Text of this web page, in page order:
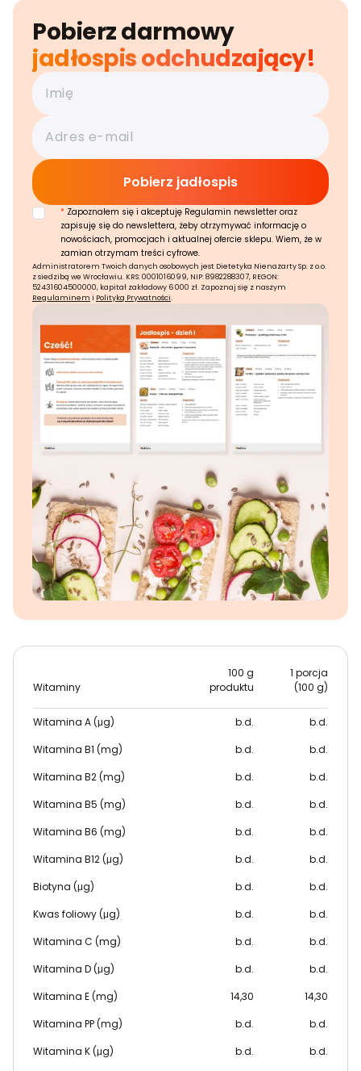
Pobierz darmowy
jadłospis odchudzający!
* Zapoznałem się i akceptuję Regulamin newsletter oraz
zapisuję się do newslettera, żeby otrzymywać informację o
nowościach, promocjach i aktualnej ofercie sklepu. Wiem, że w
zamian otrzymam treści cyfrowe.
Administratorem Twoich danych osobowych jest Dietetyka Nienażarty Sp. z o.o.
z siedzibą we Wrocławiu. KRS: 0001016099, NIP: 8982288307, REGON:
52431604500000, kapitał zakładowy 6 000 zł. Zapoznaj się z naszym
Regulaminem i Polityką Prywatności.
Witaminy
100 g
produktu
1 porcja
(100 g)
Witamina A (μg) b.d.
b.d.
Witamina B1 (mg)
b.d.
b.d.
Witamina B2 (mg)
b.d.
b.d.
Witamina B5 (mg)
b.d.
b.d.
Witamina B6 (mg)
b.d.
b.d.
Witamina B12 (μg)
b.d.
b.d.
Biotyna (μg)
b.d.
b.d.
Kwas foliowy (μg)
b.d.
b.d.
Witamina C (mg)
b.d.
b.d.
Witamina D (μg)
b.d.
b.d.
Witamina E (mg)
14,30
14,30
Witamina PP (mg)
b.d.
b.d.
Witamina K (μg)
b.d. b.d.